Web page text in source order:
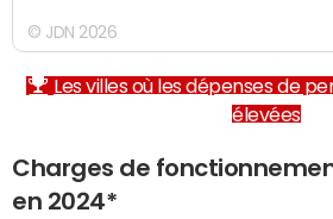
© JDN 2026
Les villes où les dépenses de
élevées
Charges de
en 2024*